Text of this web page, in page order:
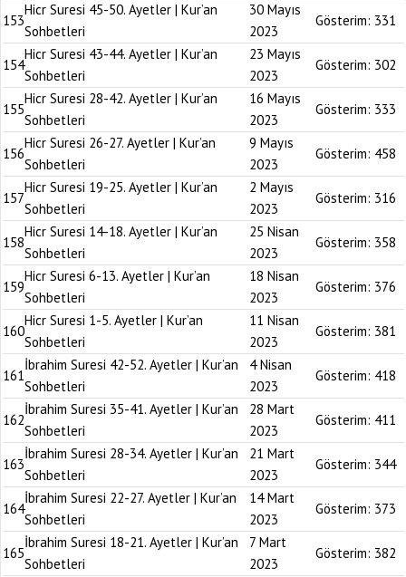
153
Hicr Suresi 45-50. Ayetler | Kur’an
Sohbetleri
30 Mayıs
2023
Gösterim: 331
154
Hicr Suresi 43-44. Ayetler | Kur’an
Sohbetleri
23 Mayıs
2023
Gösterim: 302
155
Hicr Suresi 28-42. Ayetler | Kur’an
Sohbetleri
16 Mayıs
2023
Gösterim: 333
156
Hicr Suresi 26-27. Ayetler | Kur’an
Sohbetleri
9 Mayıs
2023
Gösterim: 458
157
Hicr Suresi 19-25. Ayetler | Kur’an
Sohbetleri
2 Mayıs
2023
Gösterim: 316
158
Hicr Suresi 14-18. Ayetler | Kur’an
Sohbetleri
25 Nisan
2023
Gösterim: 358
159
Hicr Suresi 6-13. Ayetler | Kur’an
Sohbetleri
18 Nisan
2023
Gösterim: 376
160
Hicr Suresi 1-5. Ayetler | Kur’an
Sohbetleri
11 Nisan
2023
Gösterim: 381
161
İbrahim Suresi 42-52. Ayetler | Kur’an
Sohbetleri
4 Nisan
2023
Gösterim: 418
162
İbrahim Suresi 35-41. Ayetler | Kur’an
Sohbetleri
28 Mart
2023
Gösterim: 411
163
İbrahim Suresi 28-34. Ayetler | Kur’an
Sohbetleri
21 Mart
2023
Gösterim: 344
164
İbrahim Suresi 22-27. Ayetler | Kur’an
Sohbetleri
14 Mart
2023
Gösterim: 373
165
İbrahim Suresi 18-21. Ayetler | Kur’an
Sohbetleri
7 Mart
2023
Gösterim: 382